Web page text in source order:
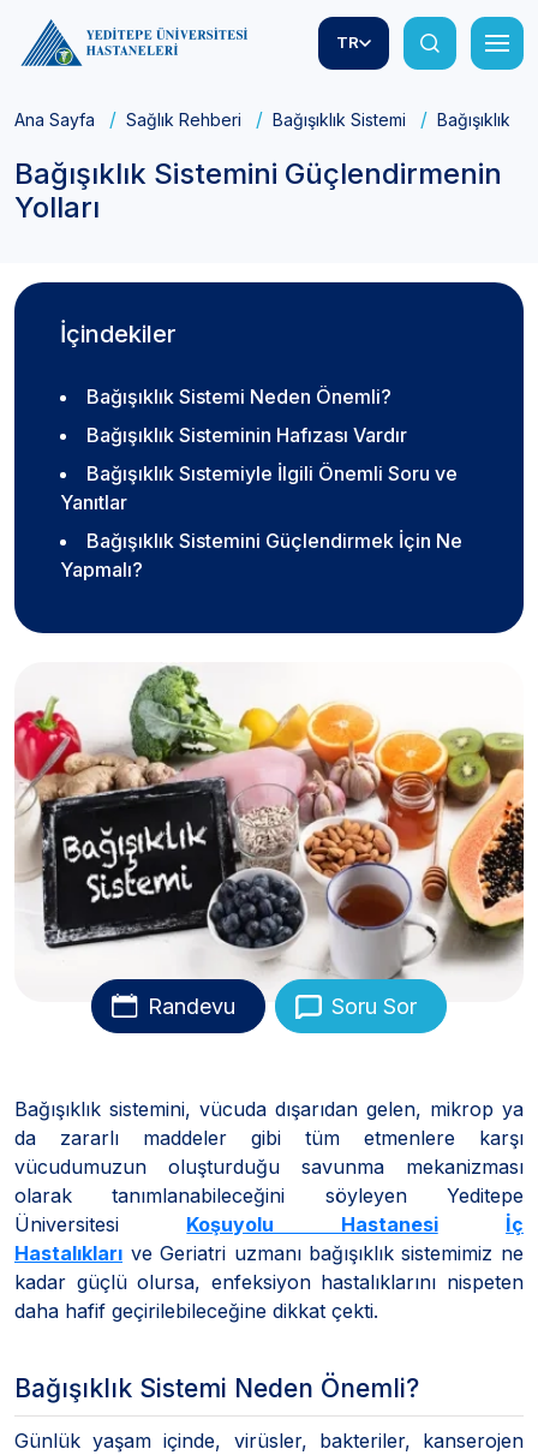
TR
Ana Sayfa Sağlık Rehberi Bağışıklık Sistemi Bağışıklık
Bağışıklık Sistemini Güçlendirmenin
Yolları
İçindekiler
Bağışıklık Sistemi Neden Önemli?
Bağışıklık Sisteminin Hafızası Vardır
Bağışıklık Sıstemiyle İlgili Önemli Soru ve
Yanıtlar
Bağışıklık Sistemini Güçlendirmek İçin Ne
Yapmalı?
Randevu Soru Sor
Bağışıklık sistemini, vücuda dışarıdan gelen, mikrop ya
da zararlı maddeler gibi tüm etmenlere karşı
vücudumuzun oluşturduğu savunma mekanizması
olarak tanımlanabileceğini söyleyen Yeditepe
Üniversitesi Koşuyolu Hastanesi
İç
Hastalıkları ve Geriatri uzmanı bağışıklık sistemimiz ne
kadar güçlü olursa, enfeksiyon hastalıklarını nispeten
daha hafif geçirilebileceğine dikkat çekti.
Bağışıklık Sistemi Neden Önemli?
Günlük yaşam içinde, virüsler, bakteriler, kanserojen